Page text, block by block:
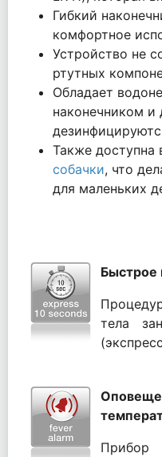
Гибкий
комфортное
Устройство не
ртутных
Обладает
наконечником и
Также доступна
собачки, что
для маленьких
Быстрое
тела